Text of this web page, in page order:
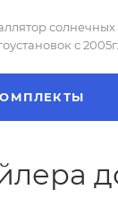
солнечных
с 2005г.